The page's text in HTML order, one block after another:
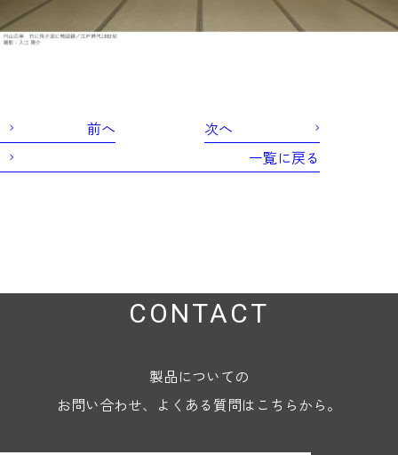
一覧に戻る
前へ 次へ
CONTACT
製品についての
お問い合わせ、よくある質問はこちらから。